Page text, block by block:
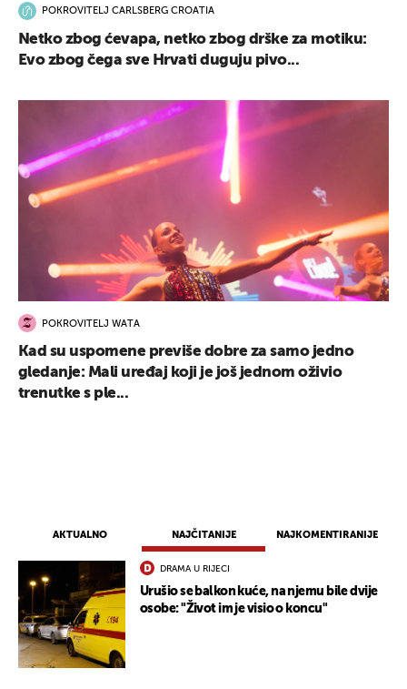
AKTUALNO NAJČITANIJE NAJKOMENTIRANIJE
DRAMA U RIJECI
Urušio se balkon kuće, na njemu bile dvije
osobe: "Život im je visio o koncu"
POKROVITELJ CARLSBERG CROATIA
Netko zbog ćevapa, netko zbog drške za motiku:
Evo zbog čega sve Hrvati duguju pivo...
POKROVITELJ WATA
Kad su uspomene previše dobre za samo jedno
gledanje: Mali uređaj koji je još jednom oživio
trenutke s ple...